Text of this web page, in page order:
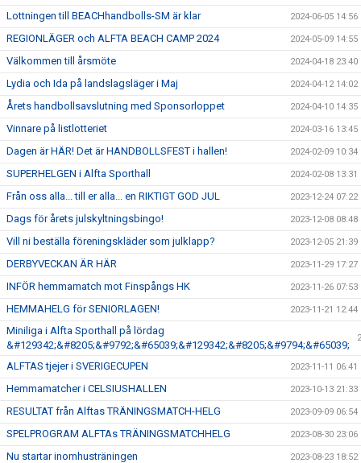
Lottningen till BEACHhandbolls-SM är klar 2024-06-05 14:56
REGIONLÄGER och ALFTA BEACH CAMP 2024 2024-05-09 14:55
Välkommen till årsmöte 2024-04-18 23:40
Lydia och Ida på landslagsläger i Maj 2024-04-12 14:02
Årets handbollsavslutning med Sponsorloppet 2024-04-10 14:35
Vinnare på listlotteriet 2024-03-16 13:45
Dagen är HÄR! Det är HANDBOLLSFEST i hallen! 2024-02-09 10:34
SUPERHELGEN i Alfta Sporthall 2024-02-08 13:31
Från oss alla... till er alla... en RIKTIGT GOD JUL 2023-12-24 07:22
Dags för årets julskyltningsbingo! 2023-12-08 08:48
Vill ni beställa föreningskläder som julklapp? 2023-12-05 21:39
DERBYVECKAN ÄR HÄR 2023-11-29 17:27
INFÖR hemmamatch mot Finspångs HK 2023-11-26 07:53
HEMMAHELG för SENIORLAGEN! 2023-11-21 12:44
Miniliga i Alfta Sporthall på lördag
&#129342;&#8205;&#9792;&#65039;&#129342;&#8205;&#9794;&#65039;
ALFTAS tjejer i SVERIGECUPEN 2023-11-11 06:41
Hemmamatcher i CELSIUSHALLEN 2023-10-13 21:33
RESULTAT från Alftas TRÄNINGSMATCH-HELG 2023-09-09 06:54
SPELPROGRAM ALFTAs TRÄNINGSMATCHHELG 2023-08-30 23:06
Nu startar inomhusträningen 2023-08-23 18:52